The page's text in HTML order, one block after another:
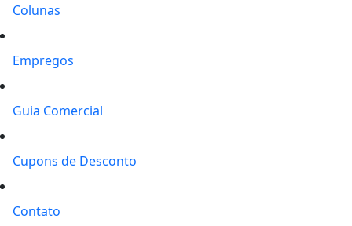
Colunas
Empregos
Guia Comercial
Cupons de Desconto
Contato